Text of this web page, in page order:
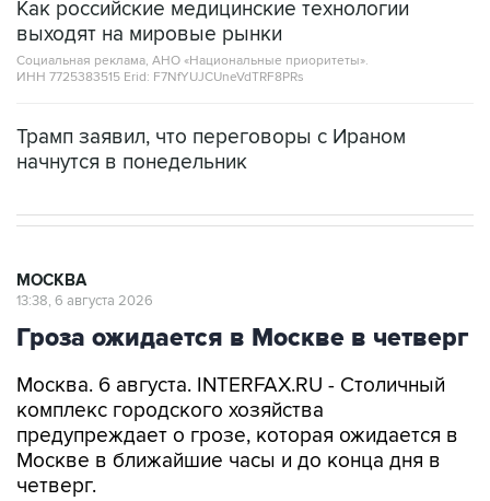
Как российские медицинские технологии
выходят на мировые рынки
Социальная реклама, АНО «Национальные приоритеты».
ИНН 7725383515 Erid: F7NfYUJCUneVdTRF8PRs
Трамп заявил, что переговоры с Ираном
начнутся в понедельник
МОСКВА
13:38, 6 августа 2026
Гроза ожидается в Москве в четверг
Москва. 6 августа. INTERFAX.RU - Столичный
комплекс городского хозяйства
предупреждает о грозе, которая ожидается в
Москве в ближайшие часы и до конца дня в
четверг.